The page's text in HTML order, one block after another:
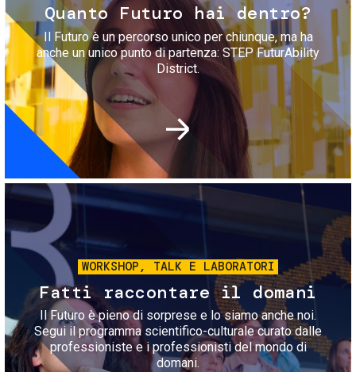
Quanto Futuro hai dentro?
Il Futuro è un percorso unico per chiunque, ma ha
anche un unico punto di partenza: STEP FuturAbility
District.
Immagine
WORKSHOP, TALK E LABORATORI
Fatti raccontare il domani
Il Futuro è pieno di sorprese e lo siamo anche noi.
Segui il programma scientifico-culturale curato dalle
professioniste e i professionisti del mondo di
domani.